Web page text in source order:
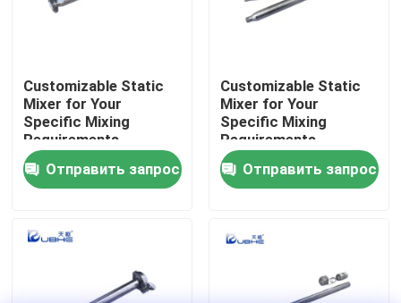
Путешествие фабрики
Свяжитесь мы
Новости
Блог
Спросите цитату
Customizable Static
Mixer for Your
Specific Mixing
Requirements
Отправить запрос
Customizable Static
Mixer for Your
Specific Mixing
Requirements
Отправить запрос